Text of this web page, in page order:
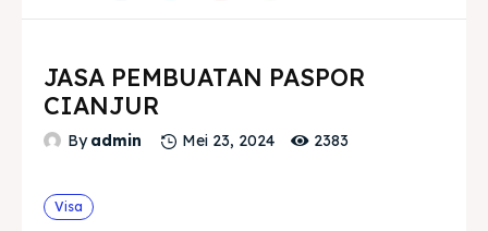
JASA PEMBUATAN PASPOR
CIANJUR
By admin Mei 23, 2024 2383
Visa